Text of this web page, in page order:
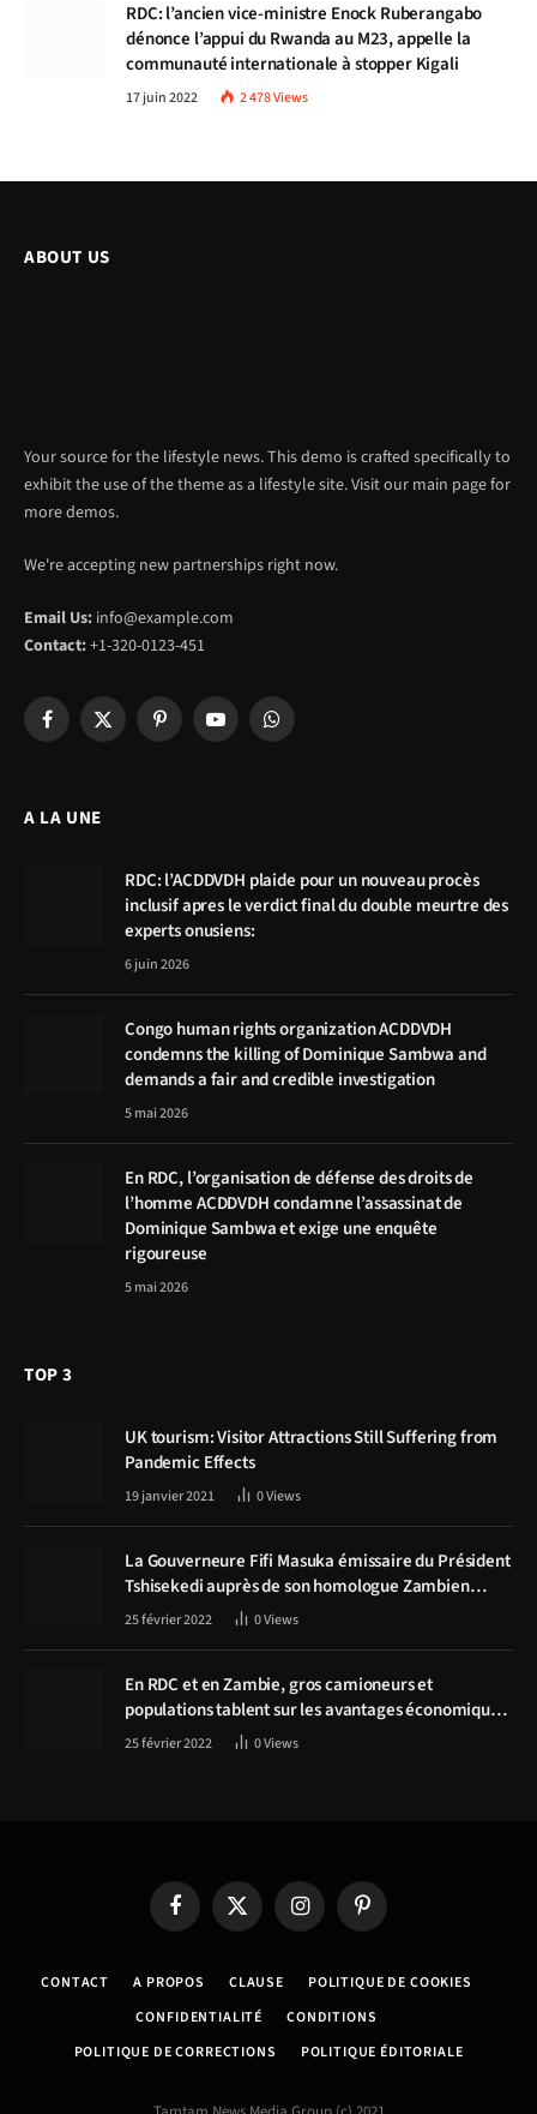
RDC: l’ancien vice-ministre Enock Ruberangabo
dénonce l’appui du Rwanda au M23, appelle la
communauté internationale à stopper Kigali
17 juin 2022 2 478Views
ABOUT US
Your source for the lifestyle news. This demo is crafted specifically to
exhibit the use of the theme as a lifestyle site. Visit our main page for
more demos.
We're accepting new partnerships right now.
Email Us: info@example.com
Contact:+1-320-0123-451
Facebook
X
PinterestYouTubeWhatsApp
A LA UNE
RDC: l’ACDDVDH plaide pour un nouveau procès
inclusif apres le verdict final du double meurtre des
experts onusiens:
6 juin 2026
Congo human rights organization ACDDVDH
condemns the killing of Dominique Sambwa and
demands a fair and credible investigation
5 mai 2026
En RDC, l’organisation de défense des droits de
l’homme ACDDVDH condamne l’assassinat de
Dominique Sambwa et exige une enquête
rigoureuse
5 mai 2026
TOP 3
UK tourism: Visitor Attractions Still Suffering from
Pandemic Effects
19 janvier 2021 0Views
La Gouverneure Fifi Masuka émissaire du Président
Tshisekedi auprès de son homologue Zambien
Hichilema, la construction de la route Kolwezi -
25 février 2022 0Views
En RDC et en Zambie, gros camioneurs et
populations tablent sur les avantages économiques
de la route Kolwezi-Solwezi
25 février 2022 0Views
FacebookX
(Twitter)
InstagramPinterest
CONTACT A PROPOS CLAUSE
POLITIQUE DE COOKIES
CONFIDENTIALITÉ
CONDITIONS
POLITIQUE DE CORRECTIONS
POLITIQUE ÉDITORIALE